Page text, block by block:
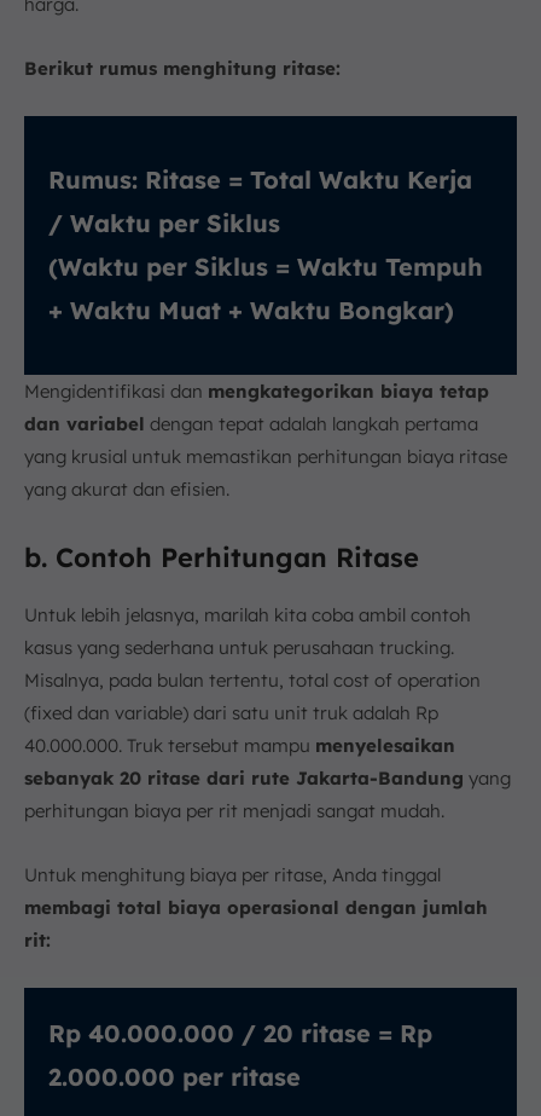
Berikut rumus menghitung ritase:
Rumus: Ritase = Total Waktu Kerja
/ Waktu per Siklus
(Waktu per Siklus = Waktu Tempuh
+ Waktu Muat + Waktu Bongkar)
Mengidentifikasi dan mengkategorikan biaya tetap
dan variabel dengan tepat adalah langkah pertama
yang krusial untuk memastikan perhitungan biaya ritase
yang akurat dan efisien.
b. Contoh Perhitungan Ritase
Untuk lebih jelasnya, marilah kita coba ambil contoh
kasus yang sederhana untuk perusahaan trucking.
Misalnya, pada bulan tertentu, total cost of operation
(fixed dan variable) dari satu unit truk adalah Rp
40.000.000. Truk tersebut mampu menyelesaikan
sebanyak 20 ritase dari rute Jakarta-Bandung yang
perhitungan biaya per rit menjadi sangat mudah.
Untuk menghitung biaya per ritase, Anda tinggal
membagi total biaya operasional dengan jumlah
rit:
Rp 40.000.000 / 20 ritase = Rp
2.000.000 per ritase